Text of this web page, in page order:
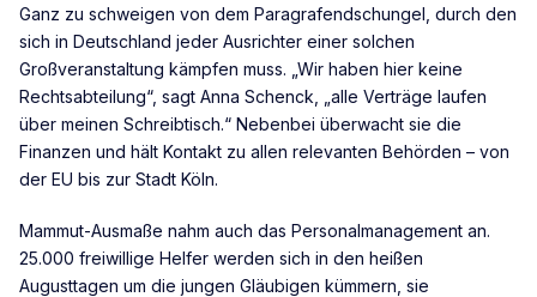
Ganz zu schweigen von dem Paragrafendschungel, durch den
sich in Deutschland jeder Ausrichter einer solchen
Großveranstaltung kämpfen muss. „Wir haben hier keine
Rechtsabteilung“, sagt Anna Schenck, „alle Verträge laufen
über meinen Schreibtisch.“ Nebenbei überwacht sie die
Finanzen und hält Kontakt zu allen relevanten Behörden – von
der EU bis zur Stadt Köln.
Mammut-Ausmaße nahm auch das Personalmanagement an.
25.000 freiwillige Helfer werden sich in den heißen
Augusttagen um die jungen Gläubigen kümmern, sie